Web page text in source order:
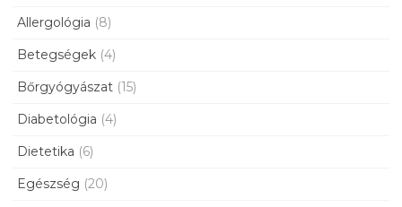
Allergológia (8)
Betegségek (4)
Bőrgyógyászat (15)
Diabetológia (4)
Dietetika (6)
Egészség (20)